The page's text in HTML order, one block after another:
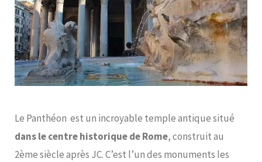
Le Panthéon est un incroyable temple antique situé
dans le centre historique de Rome, construit au
2ème siècle après JC. C’est l’un des monuments les